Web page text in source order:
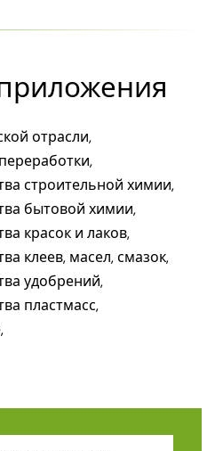
отрасли,
строительной химии,
бытовой химии,
красок и лаков,
клеев, масел, смазок,
удобрений,
пластмасс,